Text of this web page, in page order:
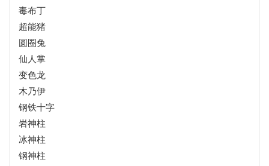
毒布丁
超能猪
圆圈兔
仙人掌
变色龙
木乃伊
钢铁十字
岩神柱
冰神柱
钢神柱